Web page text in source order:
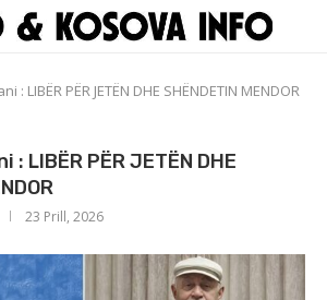
: LIBËR PËR JETËN DHE SHËNDETIN MENDOR
LIBËR PËR JETËN DHE
23 Prill, 2026